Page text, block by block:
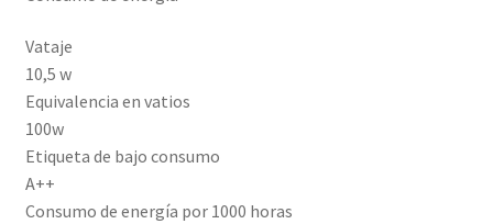
Vataje
10,5 w
Equivalencia en vatios
100w
Etiqueta de bajo consumo
A++
Consumo de energía por 1000 horas